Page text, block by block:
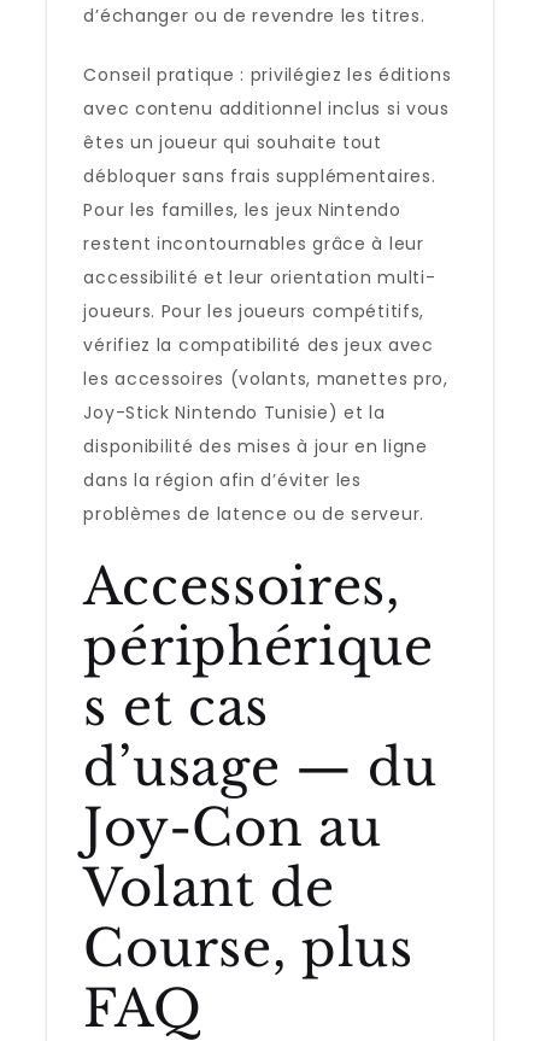
d’échanger ou de revendre les titres.
Conseil pratique : privilégiez les éditions
avec contenu additionnel inclus si vous
êtes un joueur qui souhaite tout
débloquer sans frais supplémentaires.
Pour les familles, les jeux Nintendo
restent incontournables grâce à leur
accessibilité et leur orientation multi-
joueurs. Pour les joueurs compétitifs,
vérifiez la compatibilité des jeux avec
les accessoires (volants, manettes pro,
Joy-Stick Nintendo Tunisie) et la
disponibilité des mises à jour en ligne
dans la région afin d’éviter les
problèmes de latence ou de serveur.
Accessoires,
périphérique
s et cas
d’usage — du
Joy-Con au
Volant de
Course, plus
FAQ